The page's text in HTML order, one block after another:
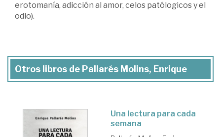
erotomanía, adicción al amor, celos patólogicos y el
odio).
Otros libros de Pallarés Molins, Enrique
Una lectura para cada
semana